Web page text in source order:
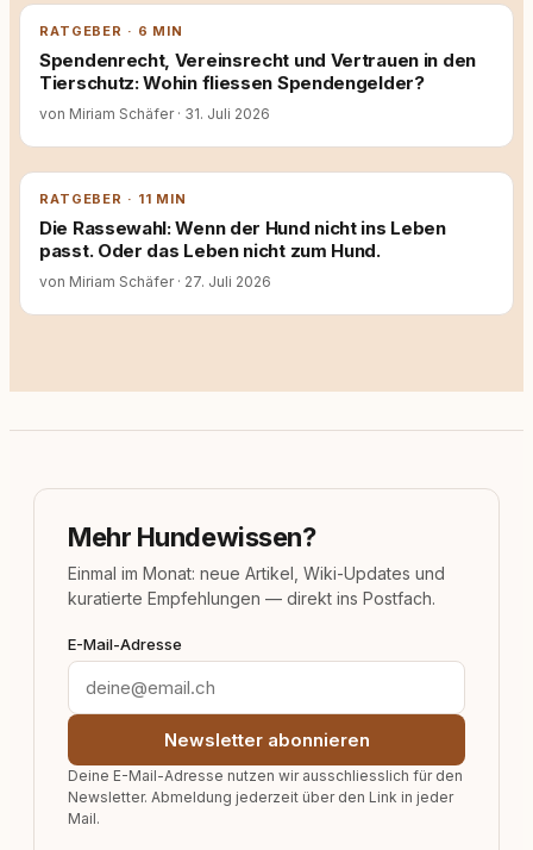
RATGEBER · 6 MIN
Spendenrecht, Vereinsrecht und Vertrauen in den
Tierschutz: Wohin fliessen Spendengelder?
von Miriam Schäfer · 31. Juli 2026
RATGEBER · 11 MIN
Die Rassewahl: Wenn der Hund nicht ins Leben
passt. Oder das Leben nicht zum Hund.
von Miriam Schäfer · 27. Juli 2026
Mehr Hundewissen?
Einmal im Monat: neue Artikel, Wiki-Updates und
kuratierte Empfehlungen — direkt ins Postfach.
E-Mail-Adresse
Newsletter abonnieren
Deine E-Mail-Adresse nutzen wir ausschliesslich für den
Newsletter. Abmeldung jederzeit über den Link in jeder
Mail.